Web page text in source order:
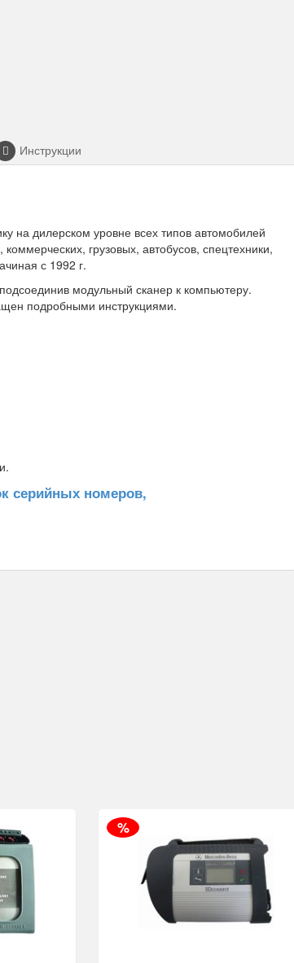
Инструкции
на дилерском уровне всех типов автомобилей
грузовых, автобусов, спецтехники,
с 1992 г.
модульный сканер к компьютеру.
подробными инструкциями.
серийных номеров,
%